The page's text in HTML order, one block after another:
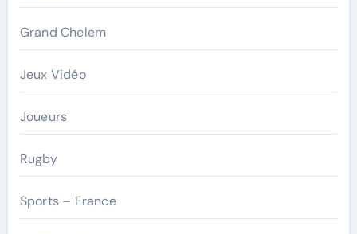
Grand Chelem
Jeux Vidéo
Joueurs
Rugby
Sports – France